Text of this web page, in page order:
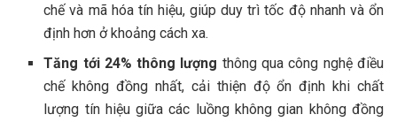
chế và mã hóa tín hiệu, giúp duy trì tốc độ nhanh và ổn
định hơn ở khoảng cách xa.
Tăng tới 24% thông lượng thông qua công nghệ điều
chế không đồng nhất, cải thiện độ ổn định khi chất
lượng tín hiệu giữa các luồng không gian không đồng